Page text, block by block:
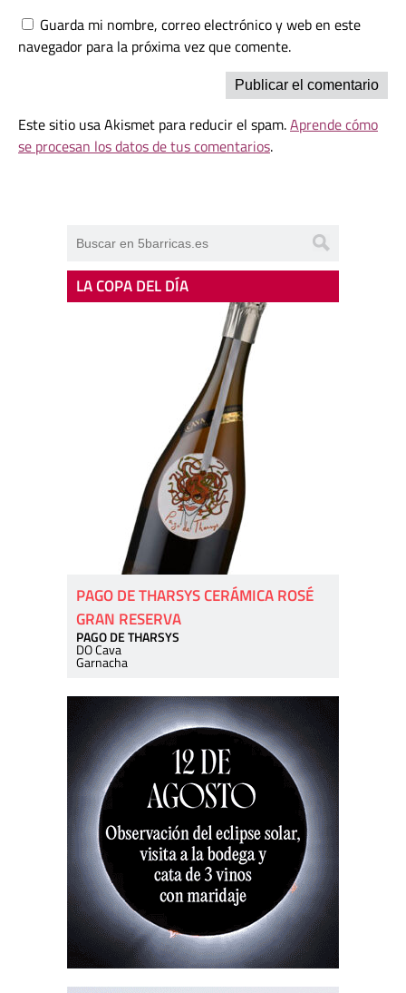
Guarda mi nombre, correo electrónico y web en este
navegador para la próxima vez que comente.
Este sitio usa Akismet para reducir el spam.Aprende cómo
se procesan los datos de tus comentarios.
LA COPA DEL DÍA
PAGO DE THARSYS CERÁMICA ROSÉ
GRAN RESERVA
PAGO DE THARSYS
DO Cava
Garnacha